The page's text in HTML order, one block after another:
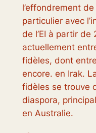
l’effondrement
particulier avec
de l’EI à partir de
actuellement
fidèles, dont
encore. en Irak.
fidèles se trouve
diaspora,
en Australie.